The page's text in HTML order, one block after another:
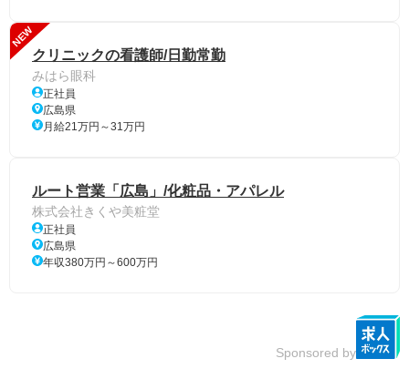
NEW
クリニックの看護師/日勤常勤
みはら眼科
正社員
広島県
月給21万円～31万円
ルート営業「広島」/化粧品・アパレル
株式会社きくや美粧堂
正社員
広島県
年収380万円～600万円
Sponsored by